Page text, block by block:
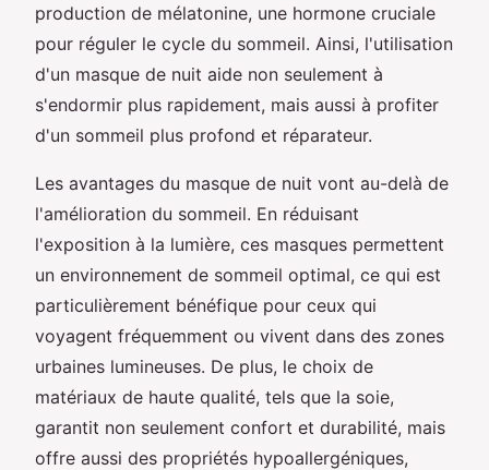
production de mélatonine, une hormone cruciale
pour réguler le cycle du sommeil. Ainsi, l'utilisation
d'un masque de nuit aide non seulement à
s'endormir plus rapidement, mais aussi à profiter
d'un sommeil plus profond et réparateur.
Les avantages du masque de nuit vont au-delà de
l'amélioration du sommeil. En réduisant
l'exposition à la lumière, ces masques permettent
un environnement de sommeil optimal, ce qui est
particulièrement bénéfique pour ceux qui
voyagent fréquemment ou vivent dans des zones
urbaines lumineuses. De plus, le choix de
matériaux de haute qualité, tels que la soie,
garantit non seulement confort et durabilité, mais
offre aussi des propriétés hypoallergéniques,